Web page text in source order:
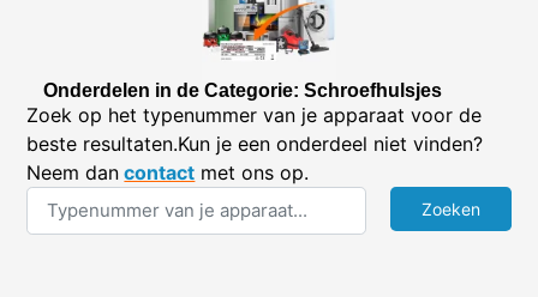
Onderdelen in de Categorie: Schroefhulsjes
Zoek op het typenummer van je apparaat voor de
beste resultaten.Kun je een onderdeel niet vinden?
Neem dan contact met ons op.